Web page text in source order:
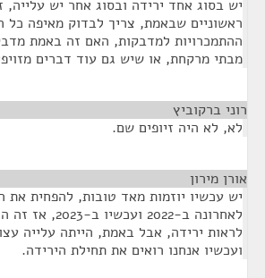
יש בסוג אחד ירידה ובסוג אחר יש עלייה,
ראשוניים שבאמת, צריך לבדוק מאיפה כל
ההתמכרויות למדבקות, האם זה באמת
מבתי מרקחת, או שיש גם עוד דברים
רוני ברקוביץ
לא, לא היה זיופים שם.
אורן מירון
יש עכשיו יוזמות מאד טובות, להפחית
לאחרונה ב-2022
לראות ירידה, אבל באמת, הייתה עלייה
ועכשיו אנחנו רואים את תחילת הירידה.